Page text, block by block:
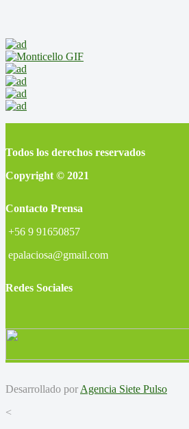
Todos los derechos reservados
Copyright © 2021
Contacto Prensa
+56 9 91650857
epalaciosa@gmail.com
Redes Sociales
Desarrollado por Agencia Siete Pulso
<